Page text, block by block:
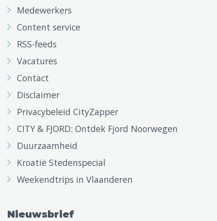
Medewerkers
Content service
RSS-feeds
Vacatures
Contact
Disclaimer
Privacybeleid CityZapper
CITY & FJORD: Ontdek Fjord Noorwegen
Duurzaamheid
Kroatië Stedenspecial
Weekendtrips in Vlaanderen
Nieuwsbrief